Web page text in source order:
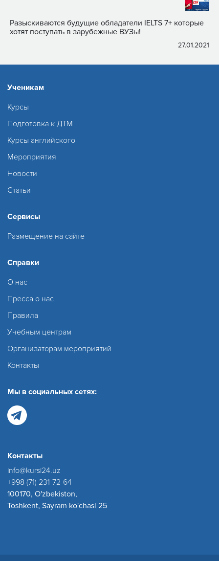
Разыскиваются будущие обладатели IELTS 7+ которые
хотят поступать в зарубежные ВУЗы!
27.01.2021
Ученикам
Курсы
Подготовка к ДТМ
Курсы английского
Мероприятия
Новости
Статьи
Сервисы
Размещение на сайте
Справки
О нас
Пресса о нас
Правила
Учебным центрам
Организаторам мероприятий
Контакты
Мы в социальных сетях:
Контакты
info@kursi24.uz
+998 (71) 231-72-64
100170, O'zbekiston,
Toshkent, Sayram ko'chasi 25